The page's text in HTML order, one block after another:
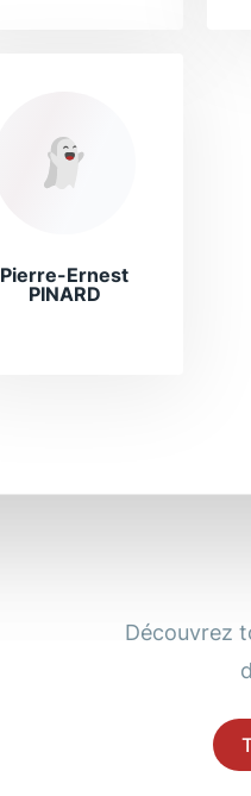
Pierre-Ernest
PINARD
Découvrez